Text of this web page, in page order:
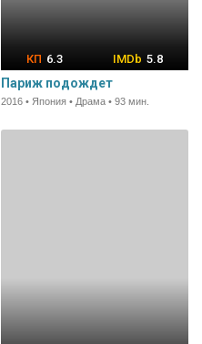
6.3 5.8
Париж подождет
2016 • Япония • Драма • 93 мин.